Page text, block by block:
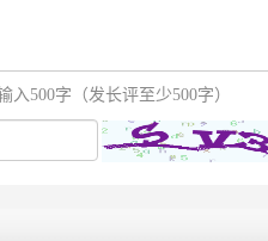
入500字（发长评至少500字）